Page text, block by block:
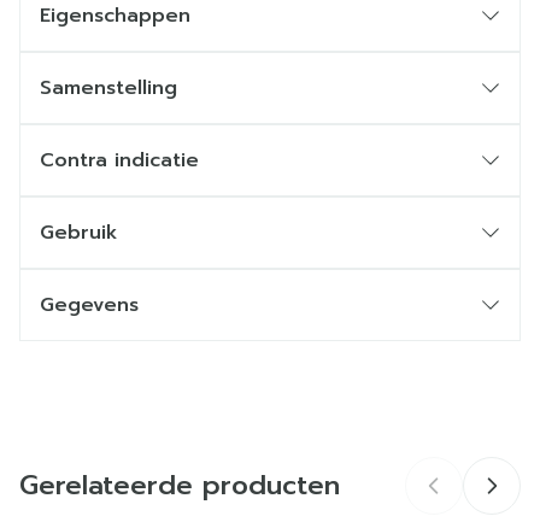
Eigenschappen
Samenstelling
Contra indicatie
Gebruik
Gegevens
Merken Be-Life
Gerelateerde producten